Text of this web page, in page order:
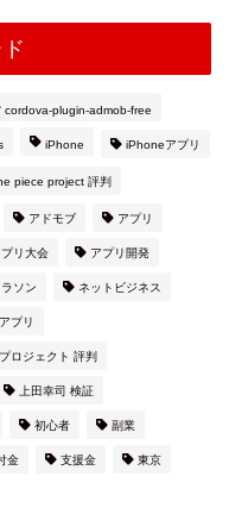
cordova-plugin-admob-free
iPhone iPhoneアプリ
piece project 評判
アドモブ アプリ
プリ大会 アプリ開発
ラソン ネットビジネス
プリ
ロジェクト 評判
上田幸司 検証
初心者 副業
金 支援金 東京